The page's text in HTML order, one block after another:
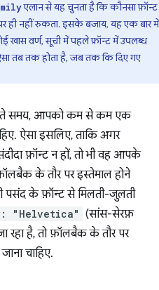
एलान से यह चुनता है कि कौनसा फ़ॉन्ट
ही नहीं रुकता. इसके बजाय, यह एक बार में
खास वर्ण, सूची में पहले फ़ॉन्ट में उपलब्ध
तब तक होता है, जब तक कि दिए गए
समय, आपको कम से कम एक
ऐसा इसलिए, ताकि अगर
फ़ॉन्ट न हों, तो भी वह आपके
के तौर पर इस्तेमाल होने
पसंद के फ़ॉन्ट से मिलती-जुलती
"Helvetica" (सांस-सेरफ़
रहा है, तो फ़ॉलबैक के तौर पर
चाहिए.